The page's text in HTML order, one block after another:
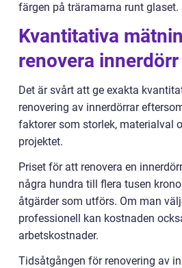
färgen på träramarna runt glaset.
Kvantitativa
renovera innerdörr
Det är svårt att ge exakta
renovering av innerdörrar
faktorer som storlek, materialval
projektet.
Priset för att renovera en
några hundra till flera tusen
åtgärder som utförs. Om man
professionell kan kostnaden
arbetskostnader.
Tidsåtgången för renovering av